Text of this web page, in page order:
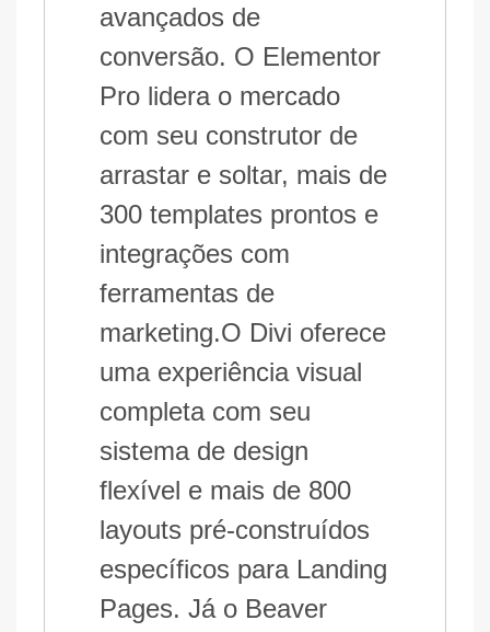
avançados de
conversão. O Elementor
Pro lidera o mercado
com seu construtor de
arrastar e soltar, mais de
300 templates prontos e
integrações com
ferramentas de
marketing.O Divi oferece
uma experiência visual
completa com seu
sistema de design
flexível e mais de 800
layouts pré-construídos
específicos para Landing
Pages. Já o Beaver